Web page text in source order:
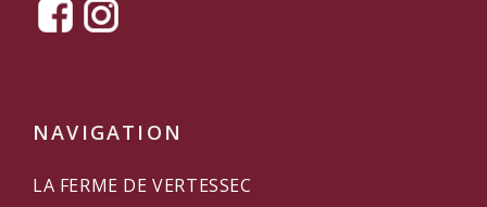
NAVIGATION
LA FERME DE VERTESSEC